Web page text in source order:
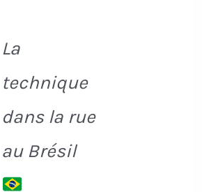
La
technique
dans la rue
au Brésil